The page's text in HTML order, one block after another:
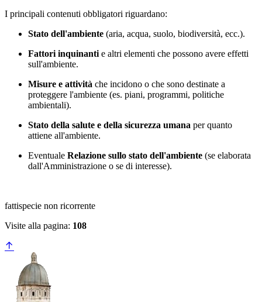
I principali contenuti obbligatori riguardano:
Stato dell'ambiente (aria, acqua, suolo, biodiversità, ecc.).
Fattori inquinanti e altri elementi che possono avere effetti
sull'ambiente.
Misure e attività che incidono o che sono destinate a
proteggere l'ambiente (es. piani, programmi, politiche
ambientali).
Stato della salute e della sicurezza umana per quanto
attiene all'ambiente.
Eventuale Relazione sullo stato dell'ambiente (se elaborata
dall'Amministrazione o se di interesse).
fattispecie non ricorrente
Visite alla pagina: 108